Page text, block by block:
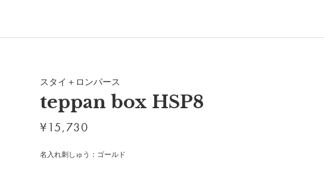
スタイ＋ロンパース
teppan box HSP8
¥15,730
名入れ刺しゅう：ゴールド